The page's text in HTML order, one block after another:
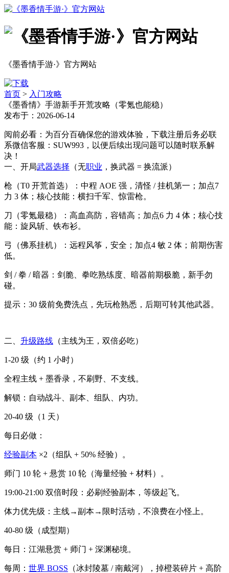
《墨香情手游·》官方网站
首页 > 入门攻略
《墨香情》手游新手开荒攻略（零氪也能稳）
发布于：2026-06-14
阅前必看：为百分百确保您的游戏体验，下载注册后务必联
系微信客服：SUW993，以便后续出现问题可以随时联系解
决！
一、开局武器选择 （无职业 ，换武器 = 换流派）
枪（T0 开荒首选）：中程 AOE 强，清怪 / 挂机第一；加点7
力 3 体；核心技能：横扫千军、惊雷枪。
刀（零氪最稳）：高血高防，容错高；加点6 力 4 体；核心技
能：旋风斩、铁布衫。
弓（佛系挂机）：远程风筝，安全；加点4 敏 2 体；前期伤害
低。
剑 / 拳 / 暗器：剑脆、拳吃熟练度、暗器前期极脆，新手勿
碰。
提示：30 级前免费洗点，先玩枪熟悉，后期可转其他武器。
二、 升级路线 （主线为王，双倍必吃）
1-20 级（约 1 小时）
全程主线 + 墨香录，不刷野、不支线。
解锁：自动战斗、副本、组队、内功。
20-40 级（1 天）
每日必做：
经验副本 ×2（组队 + 50% 经验）。
师门 10 轮 + 悬赏 10 轮（海量经验 + 材料）。
19:00-21:00 双倍时段：必刷经验副本，等级起飞。
体力优先级：主线→副本→限时活动，不浪费在小怪上。
40-80 级（成型期）
每日：江湖悬赏 + 师门 + 深渊秘境。
每周： 世界 BOSS （冰封陵墓 / 南戴河），掉橙装碎片 + 高阶